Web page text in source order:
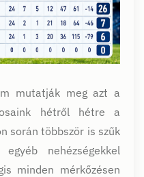
mutatják meg azt a
hétről hétre a
során többször is szűk
nehézségekkel
minden mérkőzésen